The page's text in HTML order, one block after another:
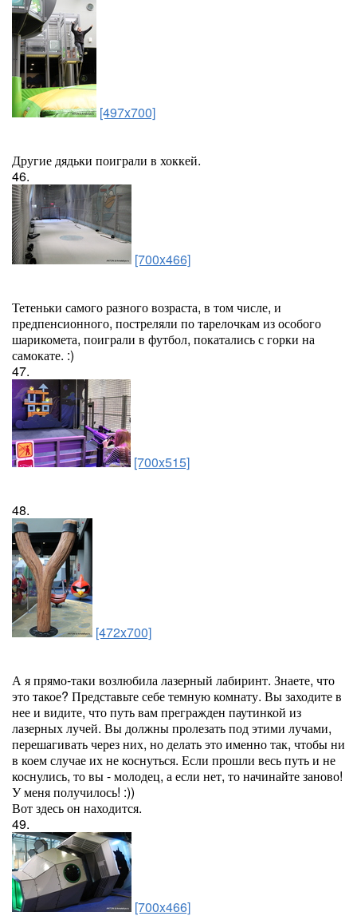
[497x700]
Другие дядьки поиграли в хоккей.
46.
[700x466]
Тетеньки самого разного возраста, в том числе, и
предпенсионного, постреляли по тарелочкам из особого
шарикомета, поиграли в футбол, покатались с горки на
самокате. :)
47.
[700x515]
48.
[472x700]
А я прямо-таки возлюбила лазерный лабиринт. Знаете, что
это такое? Представьте себе темную комнату. Вы заходите в
нее и видите, что путь вам прегражден паутинкой из
лазерных лучей. Вы должны пролезать под этими лучами,
перешагивать через них, но делать это именно так, чтобы ни
в коем случае их не коснуться. Если прошли весь путь и не
коснулись, то вы - молодец, а если нет, то начинайте заново!
У меня получилось! :))
Вот здесь он находится.
49.
[700x466]